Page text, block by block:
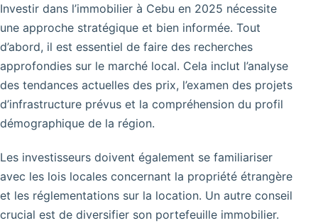
Investir dans l’immobilier à Cebu en 2025 nécessite
une approche stratégique et bien informée. Tout
d’abord, il est essentiel de faire des recherches
approfondies sur le marché local. Cela inclut l’analyse
des tendances actuelles des prix, l’examen des projets
d’infrastructure prévus et la compréhension du profil
démographique de la région.
Les investisseurs doivent également se familiariser
avec les lois locales concernant la propriété étrangère
et les réglementations sur la location. Un autre conseil
crucial est de diversifier son portefeuille immobilier.